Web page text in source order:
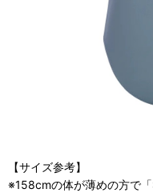
【サイズ参考】
※158cmの体が薄めの方で「